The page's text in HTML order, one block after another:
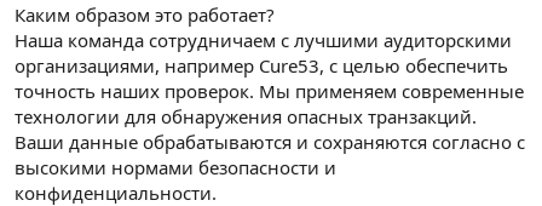
Каким образом это работает?
Наша команда сотрудничаем с лучшими аудиторскими
организациями, например Cure53, с целью обеспечить
точность наших проверок. Мы применяем современные
технологии для обнаружения опасных транзакций.
Ваши данные обрабатываются и сохраняются согласно с
высокими нормами безопасности и
конфиденциальности.